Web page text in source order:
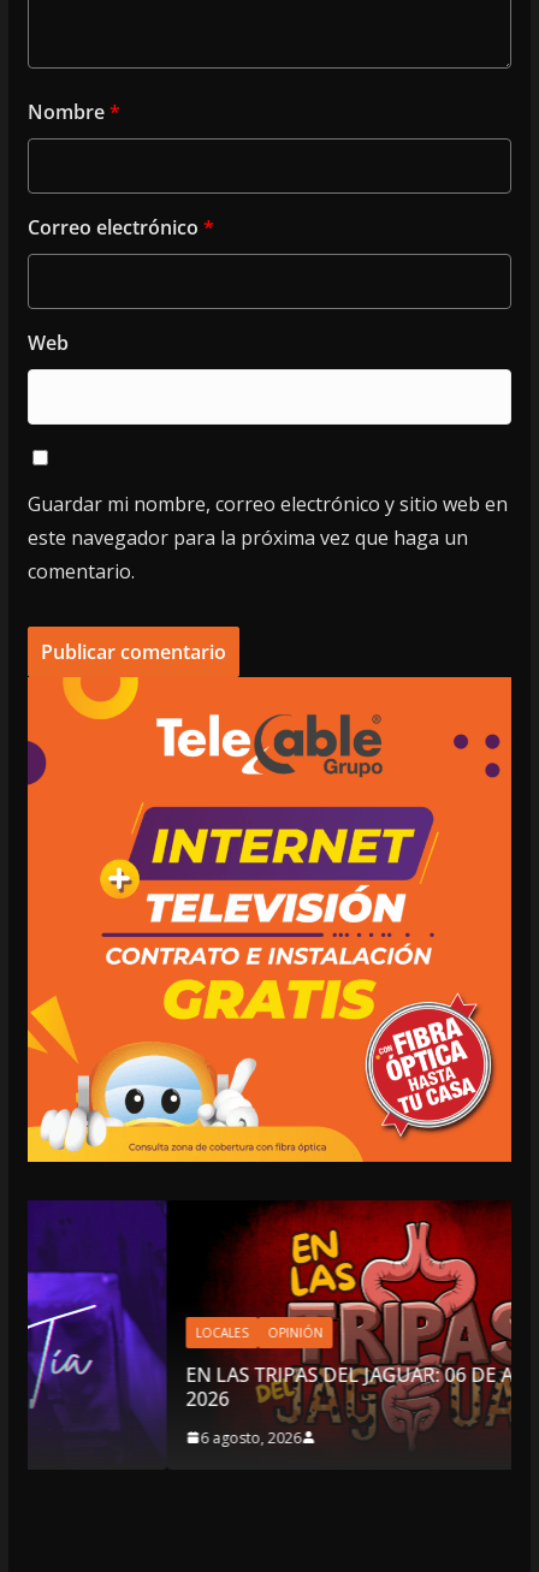
Nombre*
Correo electrónico *
Web
Guardar mi nombre, correo electrónico y sitio web en
este navegador para la próxima vez que haga un
comentario.
LOCALES OPINIÓN
EN LAS TRIPAS DEL JAGUAR: 06 DE AGOSTO DE
2026
6 agosto, 2026